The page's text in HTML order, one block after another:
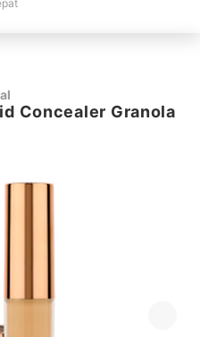
Concealer Granola